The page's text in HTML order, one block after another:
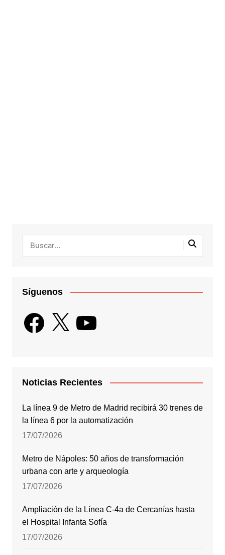
Síguenos
Facebook
X YouTube
Noticias Recientes
La línea 9 de Metro de Madrid recibirá 30 trenes de
la línea 6 por la automatización
17/07/2026
Metro de Nápoles: 50 años de transformación
urbana con arte y arqueología
17/07/2026
Ampliación de la Línea C-4a de Cercanías hasta
el Hospital Infanta Sofía
17/07/2026